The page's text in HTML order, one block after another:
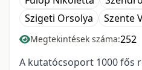
Szigeti Orsolya
Szente
Megtekintések száma:252
A kutatócsoport 1000 fős